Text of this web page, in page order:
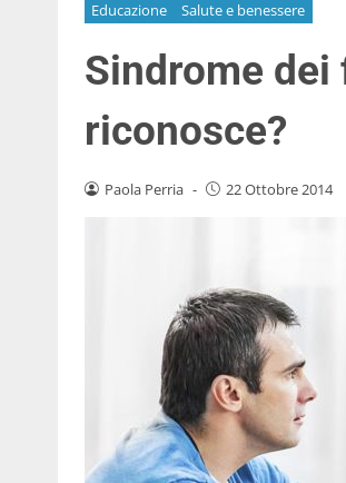
Educazione Salute e benessere
Sindrome dei
riconosce?
Paola Perria - 22 Ottobre 2014